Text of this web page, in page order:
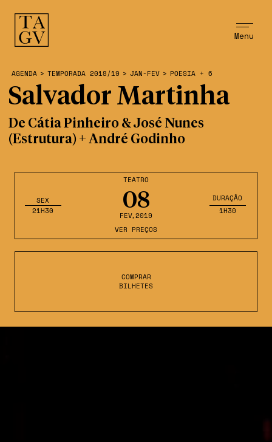
Menu
TEATRO
08
FEV,2019
SEX
21H30
DURAÇÃO
1H30
VER PREÇOS
COMPRAR
BILHETES
AGENDA > TEMPORADA 2018/19 > JAN-FEV > POESIA + 6
Salvador Martinha
De Cátia Pinheiro & José Nunes
(Estrutura) + André Godinho